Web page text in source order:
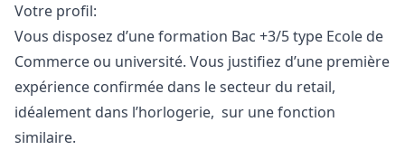
Votre profil:
Vous disposez d’une formation Bac +3/5 type Ecole de
Commerce ou université. Vous justifiez d’une première
expérience confirmée dans le secteur du retail,
idéalement dans l’horlogerie, sur une fonction
similaire.